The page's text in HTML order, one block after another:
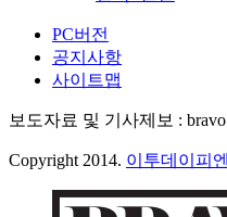
PC버전
공지사항
사이트맵
보도자료 및 기사제보 :
Copyright 2014. 이투데이피